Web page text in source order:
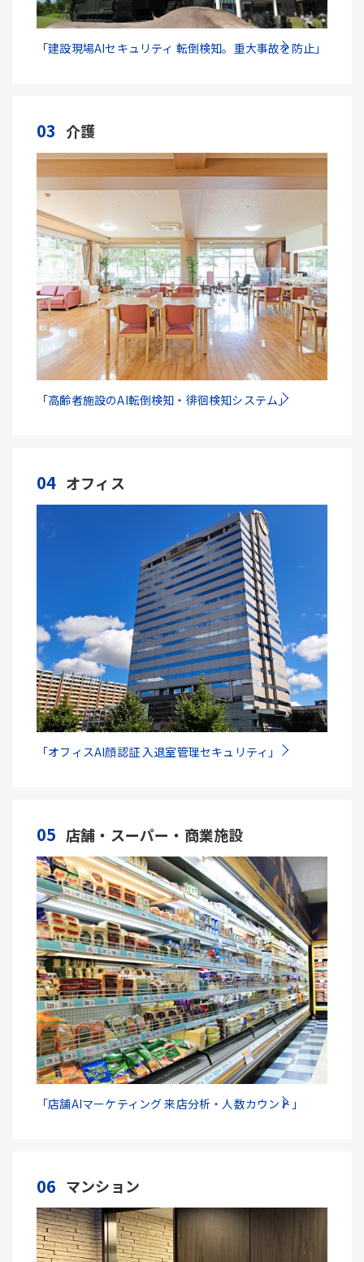
「建設現場AIセキュリティ 転倒検知。重大事故を防止」
03 介護
「高齢者施設のAI転倒検知・徘徊検知システム」
04 オフィス
「オフィスAI顔認証 入退室管理セキュリティ」
05 店舗・スーパー・商業施設
「店舗AIマーケティング 来店分析・人数カウント」
06 マンション